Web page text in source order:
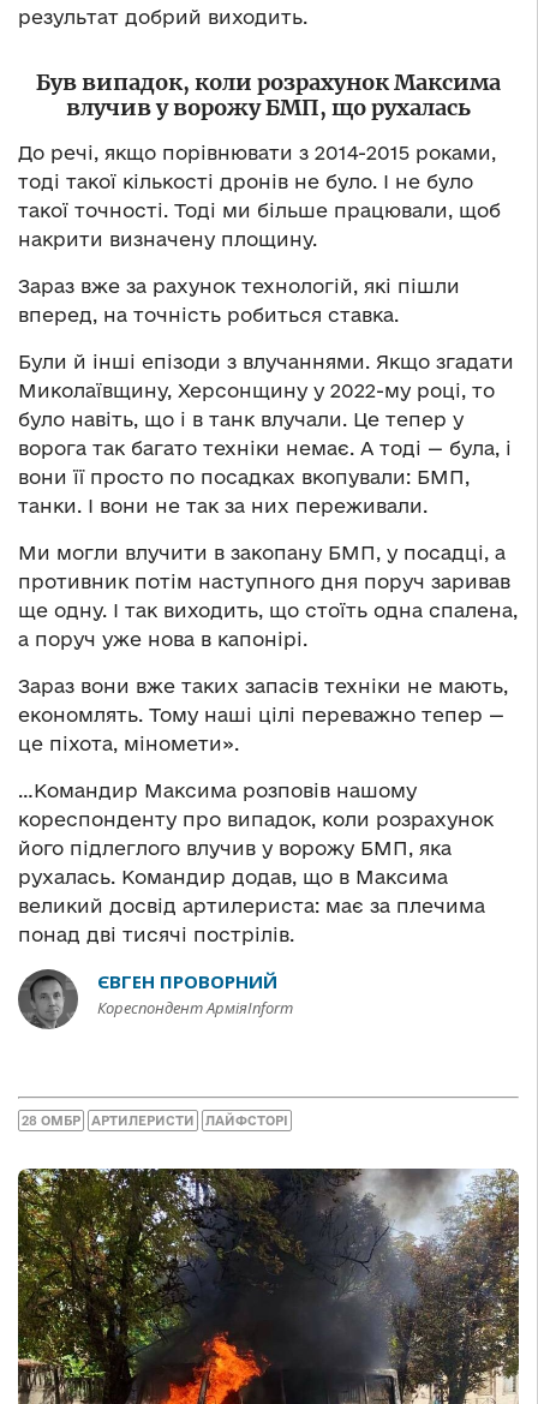
результат добрий виходить.
Був випадок, коли розрахунок Максима
влучив у ворожу БМП, що рухалась
До речі, якщо порівнювати з 2014-2015 роками,
тоді такої кількості дронів не було. І не було
такої точності. Тоді ми більше працювали, щоб
накрити визначену площину.
Зараз вже за рахунок технологій, які пішли
вперед, на точність робиться ставка.
Були й інші епізоди з влучаннями. Якщо згадати
Миколаївщину, Херсонщину у 2022-му році, то
було навіть, що і в танк влучали. Це тепер у
ворога так багато техніки немає. А тоді — була, і
вони її просто по посадках вкопували: БМП,
танки. І вони не так за них переживали.
Ми могли влучити в закопану БМП, у посадці, а
противник потім наступного дня поруч заривав
ще одну. І так виходить, що стоїть одна спалена,
а поруч уже нова в капонірі.
Зараз вони вже таких запасів техніки не мають,
економлять. Тому наші цілі переважно тепер —
це піхота, міномети».
…Командир Максима розповів нашому
кореспонденту про випадок, коли розрахунок
його підлеглого влучив у ворожу БМП, яка
рухалась. Командир додав, що в Максима
великий досвід артилериста: має за плечима
понад дві тисячі пострілів.
ЄВГЕН ПРОВОРНИЙ
Кореспондент АрміяInform
28 ОМБР АРТИЛЕРИСТИ ЛАЙФСТОРІ